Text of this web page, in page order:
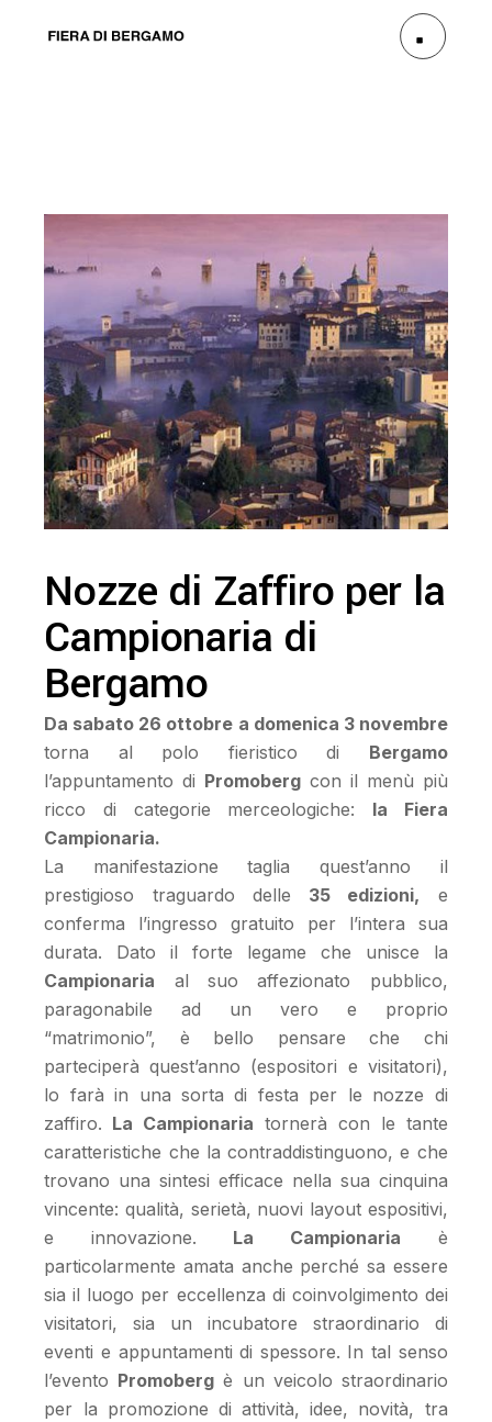
Nozze di Zaffiro per la
Campionaria di
Bergamo
Da sabato 26 ottobre a domenica 3 novembre
torna al polo fieristico di Bergamo
l’appuntamento di Promoberg con il menù più
ricco di categorie merceologiche: la Fiera
Campionaria.
La manifestazione taglia quest’anno il
prestigioso traguardo delle 35 edizioni, e
conferma l’ingresso gratuito per l’intera sua
durata. Dato il forte legame che unisce la
Campionaria al suo affezionato pubblico,
paragonabile ad un vero e proprio
“matrimonio”, è bello pensare che chi
parteciperà quest’anno (espositori e visitatori),
lo farà in una sorta di festa per le nozze di
zaffiro. La Campionaria tornerà con le tante
caratteristiche che la contraddistinguono, e che
trovano una sintesi efficace nella sua cinquina
vincente: qualità, serietà, nuovi layout espositivi,
e innovazione. La Campionaria è
particolarmente amata anche perché sa essere
sia il luogo per eccellenza di coinvolgimento dei
visitatori, sia un incubatore straordinario di
eventi e appuntamenti di spessore. In tal senso
l’evento Promoberg è un veicolo straordinario
per la promozione di attività, idee, novità, tra